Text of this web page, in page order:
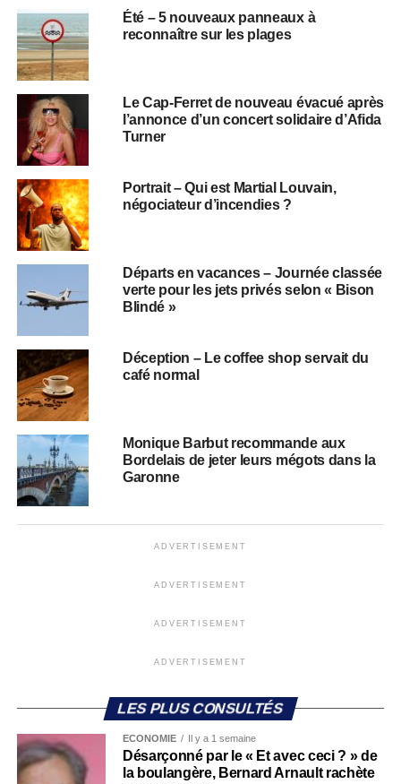
Été – 5 nouveaux panneaux à
reconnaître sur les plages
Le Cap-Ferret de nouveau évacué après
l’annonce d’un concert solidaire d’Afida
Turner
Portrait – Qui est Martial Louvain,
négociateur d’incendies ?
Départs en vacances – Journée classée
verte pour les jets privés selon « Bison
Blindé »
Déception – Le coffee shop servait du
café normal
Monique Barbut recommande aux
Bordelais de jeter leurs mégots dans la
Garonne
ADVERTISEMENT
ADVERTISEMENT
ADVERTISEMENT
ADVERTISEMENT
LES PLUS CONSULTÉS
ECONOMIE Il y a 1 semaine
Désarçonné par le « Et avec ceci ? » de
la boulangère, Bernard Arnault rachète